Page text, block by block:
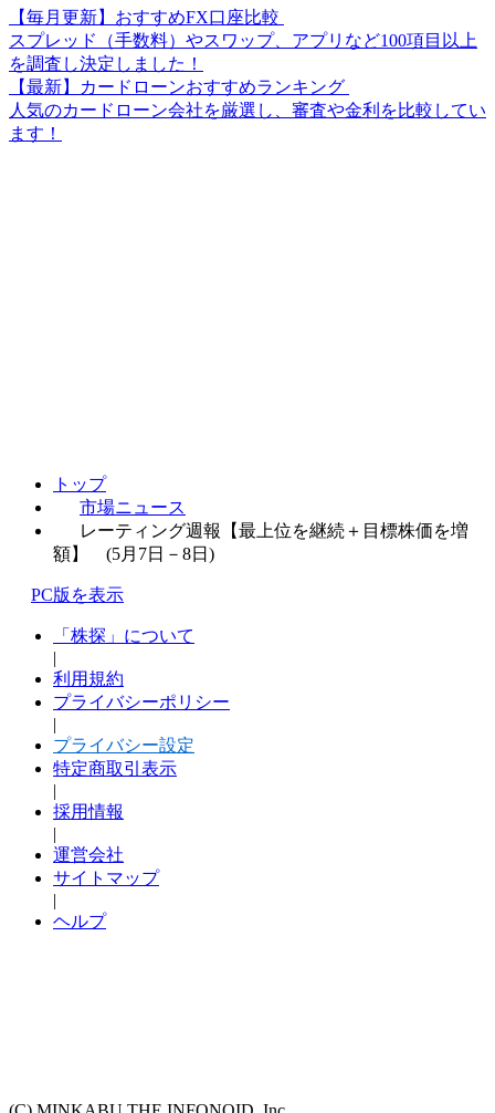
【毎月更新】おすすめFX口座比較
スプレッド（手数料）やスワップ、アプリなど100項目以上
を調査し決定しました！
【最新】カードローンおすすめランキング
人気のカードローン会社を厳選し、審査や金利を比較してい
ます！
トップ
市場ニュース
レーティング週報【最上位を継続＋目標株価を増
額】 (5月7日－8日)
PC版を表示
「株探」について
|
利用規約
プライバシーポリシー
|
プライバシー設定
特定商取引表示
|
採用情報
|
運営会社
サイトマップ
|
ヘルプ